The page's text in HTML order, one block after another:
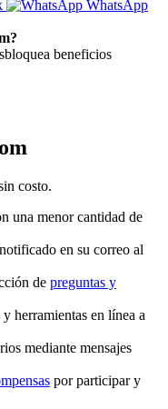
WhatsApp
beneficios
costo.
una menor cantidad de
en su correo al
de preguntas y
herramientas en línea a
mediante mensajes
por participar y